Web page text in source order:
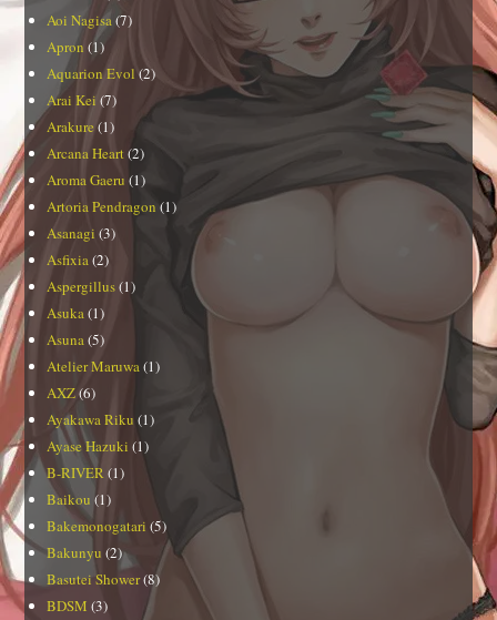
Aoi Nagisa(7)
Apron (1)
Aquarion Evol (2)
Arai Kei (7)
Arakure(1)
Arcana Heart(2)
Aroma Gaeru (1)
Artoria Pendragon (1)
Asanagi (3)
Asfixia(2)
Aspergillus(1)
Asuka(1)
Asuna(5)
Atelier Maruwa(1)
AXZ(6)
Ayakawa Riku(1)
Ayase Hazuki (1)
B-RIVER (1)
Baikou (1)
Bakemonogatari (5)
Bakunyu (2)
Basutei Shower(8)
BDSM (3)